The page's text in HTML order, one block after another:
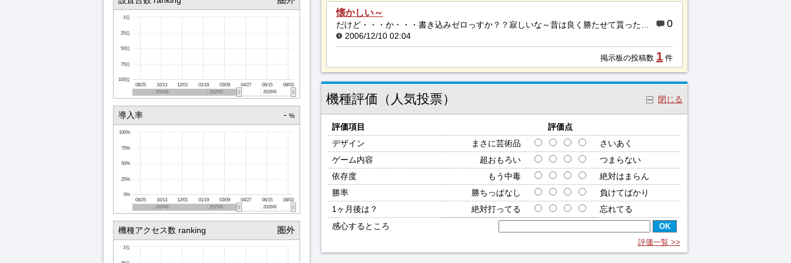
懐かしい～
2006/12/10 02:04
0
掲示板の投稿数 1 件
機種評価（人気投票） 閉じる
評価項目
評価点
デザイン
まさに芸術品
さいあく
ゲーム内容
超おもろい
つまらない
依存度
もう中毒
絶対はまらん
勝率
勝ちっぱなし
負けてばかり
1ヶ月後は？
絶対打ってる
忘れてる
感心するところ
評価一覧 >>
08/25 10/13 12/01 01/19 03/09 04/27 06/15
08/03
2024年
2025年 2026年
1位
25位
50位
75位
100位
導入率 - %
08/25 10/13 12/01 01/19 03/09 04/27 06/15
08/03
2024年
2025年 2026年
0%
25%
50%
75%
100%
機種アクセス数 ranking 圏外
1位